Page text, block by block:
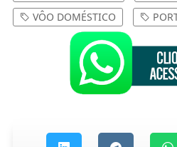
VÔO DOMÉSTICO